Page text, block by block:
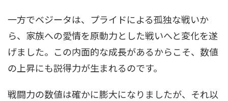
一方でベジータは、プライドによる孤独な戦いか
ら、家族への愛情を原動力とした戦いへと変化を遂
げました。この内面的な成長があるからこそ、数値
の上昇にも説得力が生まれるのです。
戦闘力の数値は確かに膨大になりましたが、それ以